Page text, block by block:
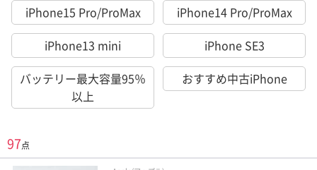
iPhone15 Pro/ProMax
iPhone14 Pro/ProMax
iPhone13 mini
iPhone SE3
バッテリー最大容量95％
以上
おすすめ中古iPhone
97点